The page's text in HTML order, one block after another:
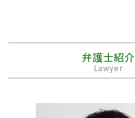
遺留分 放棄
成年後見人 相続
キャッシング 返済
個人再生 流れ
夫 借金
離婚 養育費
離婚 裁判費用
離婚 子供
自動運転 死亡事故
死亡事故 加害者 家族
損害賠償 時効
事故 示談書
職場内 法律問題
契約 法律問題
労働問題 セクハラ 相談
弁護士紹介
Lawyer